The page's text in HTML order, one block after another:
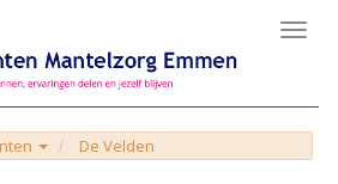
De Velden